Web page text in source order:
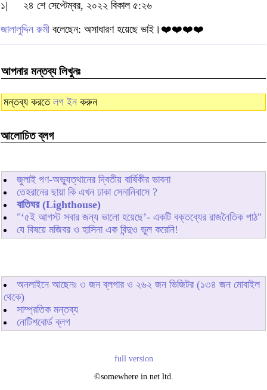
১|
২৪ শে সেপ্টেম্বর, ২০২২ বিকাল ৫:২৬
জালালুদ্দিন রুমীবলেছেন: অসাধারণ হয়েছে ভাই।❤️❤️❤️❤️
আপনার মন্তব্য লিখুনঃ
মন্তব্য করতে লগ ইন করুন
আলোচিত ব্লগ
জুলাই গণ-অভ্যুত্থানের দ্বিতীয় বার্ষিকীর ভাবনা
তেহরানের ছায়া কি এখন ঢাকা সেনানিবাসে ?
বাতিঘর (Lighthouse)
"‘৫ই আগস্ট সবার জন্য ভালো হয়েছে’- একটি বক্তব্যের রাজনৈতিক পাঠ"
যে বিষয়ে মজিবর ও হাসিনা এক বিন্দুও ভুল করেনি!
অনলাইনে আছেনঃ ৩ জন ব্লগার ও ২৬২ জন ভিজিটর (১৩৪ জন মোবাইল
থেকে)
সাম্প্রতিক মন্তব্য
নোটিশবোর্ড ব্লগ
full version
©somewhere in net ltd.